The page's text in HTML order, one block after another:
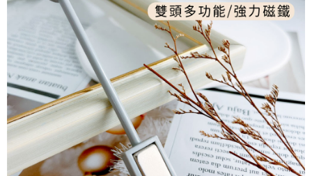
※ 交易是否成功請以「AFTEE先享後付 」之結帳頁面顯示為準，若有關於
是否繳費成功／繳費後需取消欲退款等相關疑問，請聯繫「AFTEE先享後付
客戶支援中心」https://netprotections.freshdesk.com/support/home
１．透過由恩沛科技股份有限公司提供之「AFTEE先享後付」服務完成之交
易，需依本服務之必要範圍內提供個人資料，並將交易相關給付款項請求債
權轉讓予恩沛科技股份有限公司。
２．關於個人資料處理事宜，請瀏覽以下網址：
https://aftee.tw/terms/#terms3
３．未成年的使用者請事先徵得法定代理人或監護人之同意方可使用
「AFTEE先享後付」，若未經同意申辦者引起之損失，本公司不負相關責
４．使用「AFTEE先享後付」時，將依據個別帳號之用戶狀況，依本公司即
付款後7-11取貨
每筆NT$70，滿NT$2,500(含以上)免運費
宅配 (可指定時間)
每筆NT$100，滿NT$2,500(含以上)免運費
郵局郵寄
每筆NT$100，滿NT$2,500(含以上)免運費
海外宅配 查看運費